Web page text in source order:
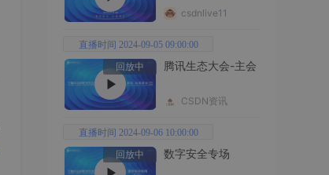
csdnlive11
直播时间 2024-09-05 09:00:00
回放中
腾讯生态大会-主会
CSDN资讯
直播时间 2024-09-06 10:00:00
回放中
数字安全专场